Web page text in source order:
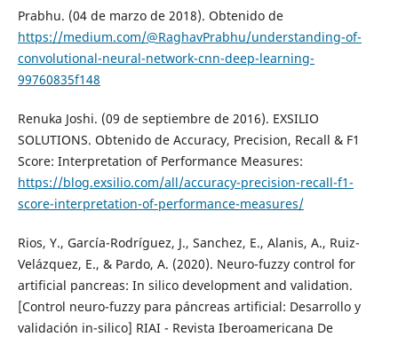
Prabhu. (04 de marzo de 2018). Obtenido de
https://medium.com/@RaghavPrabhu/understanding-of-
convolutional-neural-network-cnn-deep-learning-
99760835f148
Renuka Joshi. (09 de septiembre de 2016). EXSILIO
SOLUTIONS. Obtenido de Accuracy, Precision, Recall & F1
Score: Interpretation of Performance Measures:
https://blog.exsilio.com/all/accuracy-precision-recall-f1-
score-interpretation-of-performance-measures/
Rios, Y., García-Rodríguez, J., Sanchez, E., Alanis, A., Ruiz-
Velázquez, E., & Pardo, A. (2020). Neuro-fuzzy control for
artificial pancreas: In silico development and validation.
[Control neuro-fuzzy para páncreas artificial: Desarrollo y
validación in-silico] RIAI - Revista Iberoamericana De